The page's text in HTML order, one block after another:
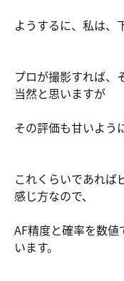
ようするに、私は、
プロが撮影すれば、
当然と思いますが
その評価も甘いよう
これくらいであれば
感じ方なので、
AF精度と確率を数
います。